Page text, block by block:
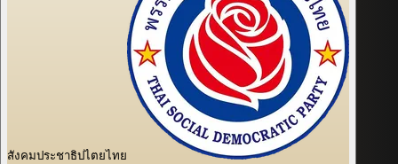
สังคมประชาธิปไตยไทย